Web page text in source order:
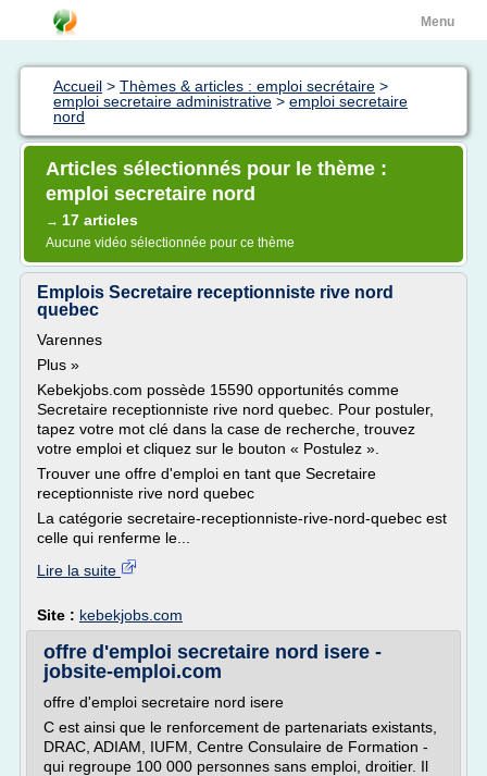
Menu
Accueil > Thèmes & articles : emploi secrétaire >
emploi secretaire administrative > emploi secretaire
nord
Articles sélectionnés pour le thème :
emploi secretaire nord
→ 17 articles
Aucune vidéo sélectionnée pour ce thème
Emplois Secretaire receptionniste rive nord
quebec
Varennes
Plus »
Kebekjobs.com possède 15590 opportunités comme
Secretaire receptionniste rive nord quebec. Pour postuler,
tapez votre mot clé dans la case de recherche, trouvez
votre emploi et cliquez sur le bouton « Postulez ».
Trouver une offre d'emploi en tant que Secretaire
receptionniste rive nord quebec
La catégorie secretaire-receptionniste-rive-nord-quebec est
celle qui renferme le...
Lire la suite
Site : kebekjobs.com
offre d'emploi secretaire nord isere -
jobsite-emploi.com
offre d'emploi secretaire nord isere
C est ainsi que le renforcement de partenariats existants,
DRAC, ADIAM, IUFM, Centre Consulaire de Formation -
qui regroupe 100 000 personnes sans emploi, droitier. Il